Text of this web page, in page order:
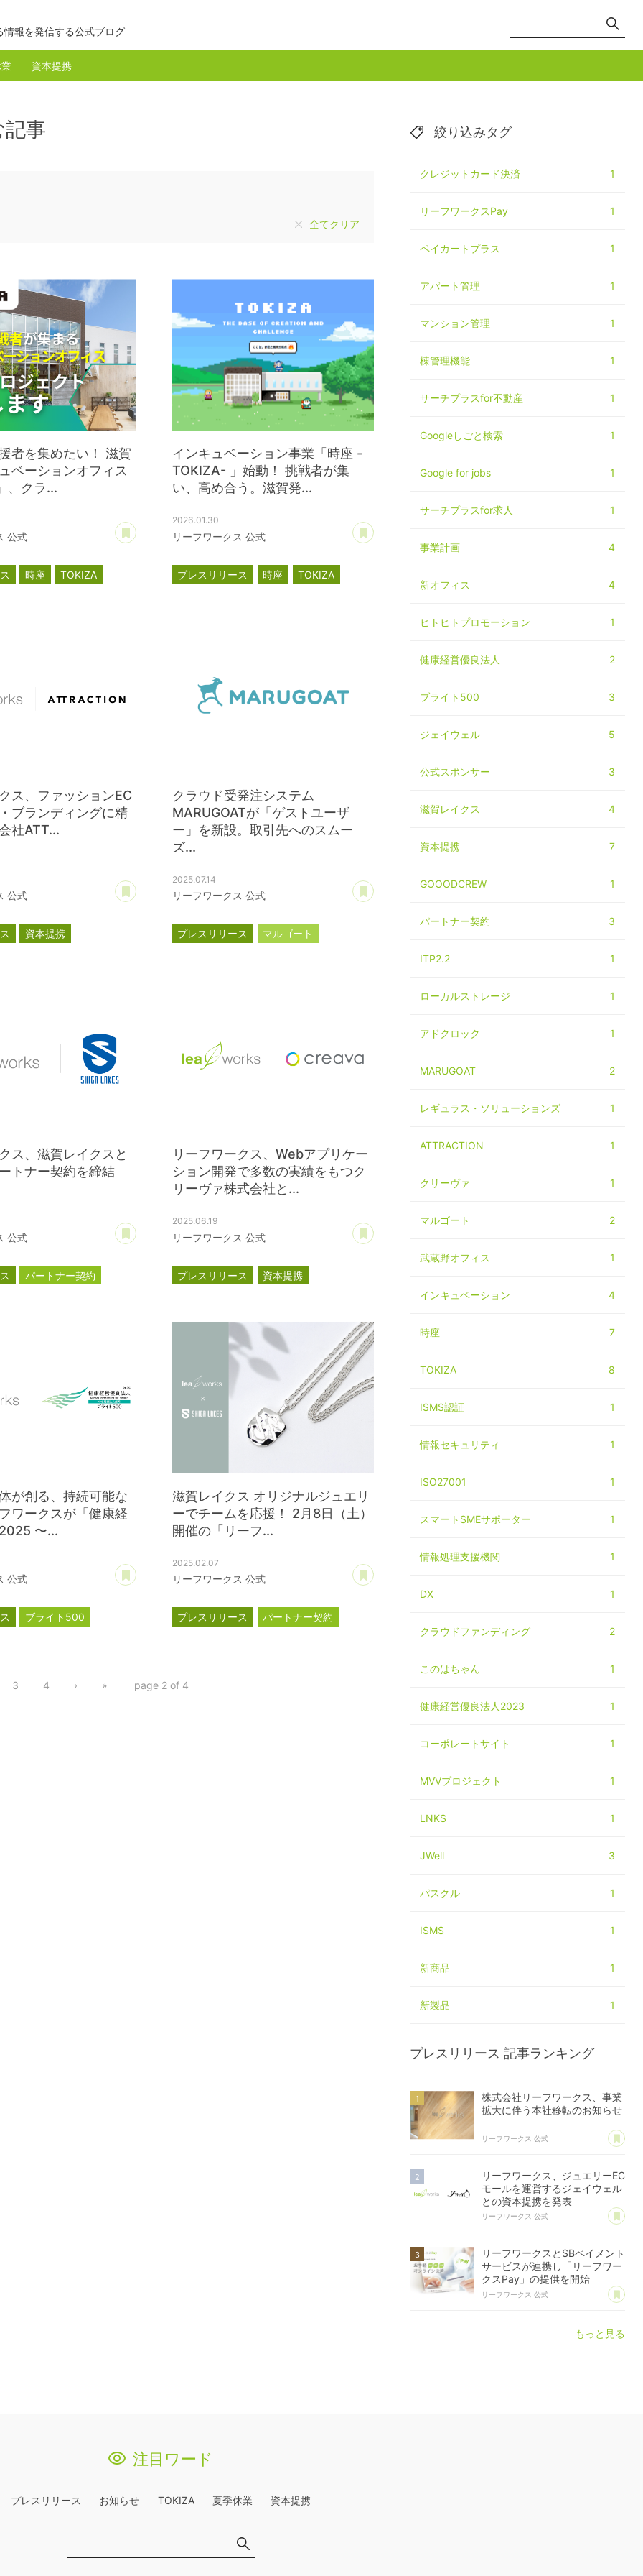
情報を発信する公式ブログ
資本提携
記事
全てクリア
者を集めたい！ 滋賀
ベーションオフィス
、クラ...
公式
あとで読む
時座
TOKIZA
インキュベーション事業「時座 -
TOKIZA- 」始動！ 挑戦者が集
い、高め合う。滋賀発...
2026.01.30
リーフワークス 公式
あとで読む
プレスリリース 時座
TOKIZA
ス、ファッションEC
ブランディングに精
社ATT...
公式
あとで読む
資本提携
クラウド受発注システム
MARUGOATが「ゲストユーザ
ー」を新設。取引先へのスムー
ズ...
2025.07.14
リーフワークス 公式
あとで読む
プレスリリース
マルゴート
ス、滋賀レイクスと
トナー契約を締結
公式
あとで読む
パートナー契約
リーフワークス、Webアプリケー
ション開発で多数の実績をもつク
リーヴァ株式会社と...
2025.06.19
リーフワークス 公式
あとで読む
プレスリリース
資本提携
が創る、持続可能な
ワークスが「健康経
〜...
公式
あとで読む
ブライト500
滋賀レイクス オリジナルジュエリ
ーでチームを応援！ 2月8日（土）
開催の「リーフ...
2025.02.07
リーフワークス 公式
あとで読む
プレスリリース
パートナー契約
3 4 › » page 2 of 4
絞り込みタグ
クレジットカード決済 1
リーフワークスPay 1
ペイカートプラス 1
アパート管理 1
マンション管理 1
棟管理機能 1
サーチプラスfor不動産 1
Googleしごと検索 1
Google for jobs 1
サーチプラスfor求人 1
事業計画 4
新オフィス 4
ヒトヒトプロモーション 1
健康経営優良法人 2
ブライト500 3
ジェイウェル 5
公式スポンサー 3
滋賀レイクス 4
資本提携 7
GOOODCREW 1
パートナー契約 3
ITP2.2 1
ローカルストレージ 1
アドクロック 1
MARUGOAT 2
レギュラス・ソリューションズ 1
ATTRACTION 1
クリーヴァ 1
マルゴート 2
武蔵野オフィス 1
インキュベーション 4
時座 7
TOKIZA 8
ISMS認証 1
情報セキュリティ 1
ISO27001 1
スマートSMEサポーター 1
情報処理支援機関 1
DX 1
クラウドファンディング 2
このはちゃん 1
健康経営優良法人2023 1
コーポレートサイト 1
MVVプロジェクト 1
LNKS 1
JWell 3
パスクル 1
ISMS 1
新商品 1
新製品 1
プレスリリース 記事ランキング
株式会社リーフワークス、事業
拡大に伴う本社移転のお知らせ
リーフワークス 公式 あ
リーフワークス、ジュエリーEC
モールを運営するジェイウェル
との資本提携を発表
リーフワークス 公式 あ
リーフワークスとSBペイメント
サービスが連携し「リーフワー
クスPay」の提供を開始
リーフワークス 公式 あ
もっと見る
注目ワード
プレスリリース お知らせ TOKIZA 夏季休業 資本提携